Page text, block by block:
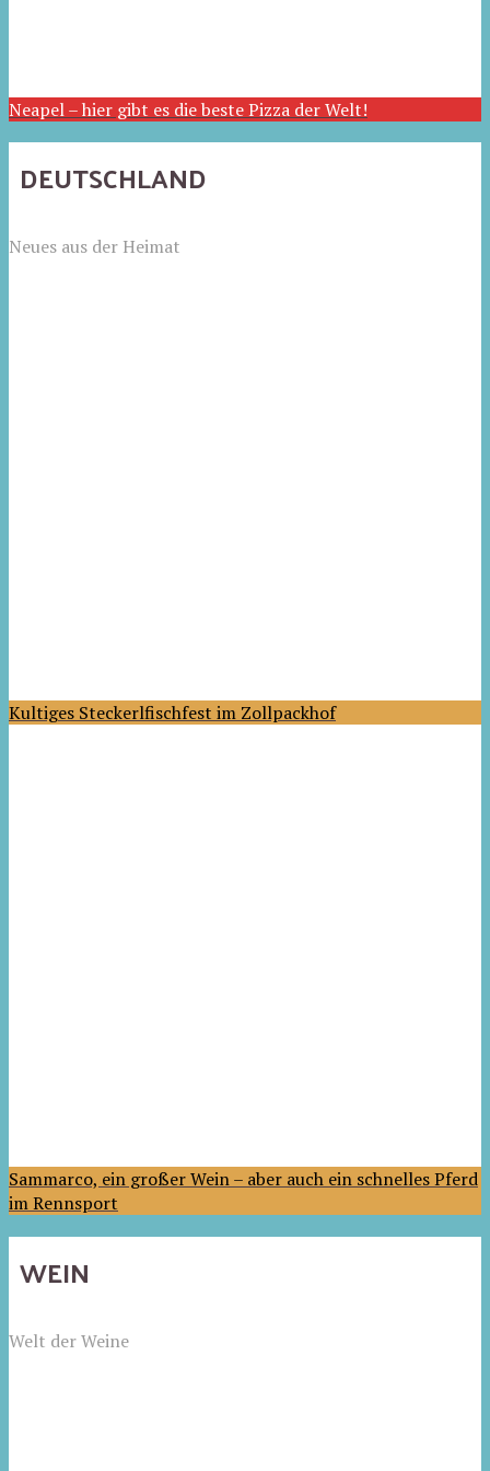
Neapel – hier gibt es die beste Pizza der Welt!
DEUTSCHLAND
Neues aus der Heimat
Kultiges Steckerlfischfest im Zollpackhof
Sammarco, ein großer Wein – aber auch ein schnelles Pferd
im Rennsport
WEIN
Welt der Weine